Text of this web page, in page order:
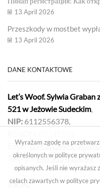
Wyrażam zgodę na
określonych w polityce
opisanych. Jeśli nie
celach zawartych w polityce
13 April 2026
Przeszkody w mostbet
13 April 2026
DANE KONTAKTOWE
Let’s Woof. Sylwia Graban
521 w Jeżowie Sudeckim,
NIP: 6112556378,
Email:contact@lets-
Telefon: +48 533 410 049
SOCIAL